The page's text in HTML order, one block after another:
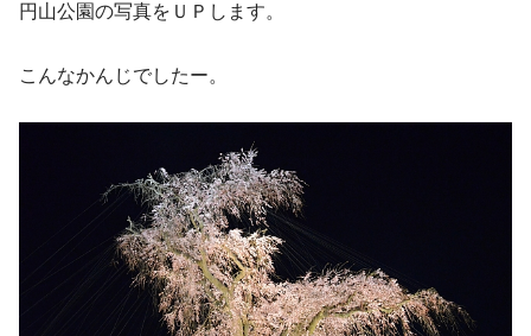
円山公園の写真をＵＰします。
こんなかんじでしたー。